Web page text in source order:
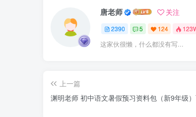
唐老师 关注
2390 5 124
这家伙很懒，什么都没有写...
上一篇
渊明老师 初中语文暑假预习资料包（新9年级